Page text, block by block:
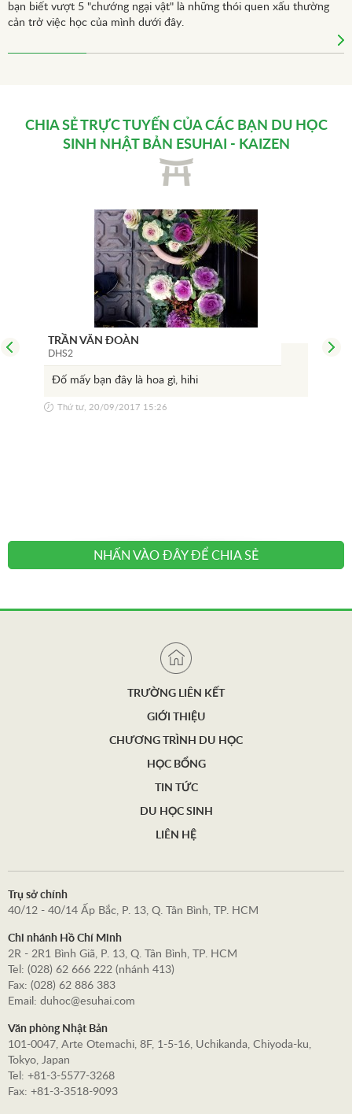
bạn biết vượt 5 "chướng ngại vật" là những thói quen xấu thường
cản trở việc học của mình dưới đây.
CHIA SẺ TRỰC TUYẾN CỦA CÁC BẠN
DU HỌC
SINH NHẬT BẢN
ESUHAI - KAIZEN
TRẦN VĂN ĐOÀN
DHS2
Đố mấy bạn đây là hoa gì, hihi
Thứ tư, 20/09/2017 15:26
DHS4
NHẤN VÀO ĐÂY ĐỂ CHIA SẺ
TRƯỜNG LIÊN KẾT
GIỚI THIỆU
CHƯƠNG TRÌNH DU HỌC
HỌC BỔNG
TIN TỨC
DU HỌC SINH
LIÊN HỆ
Trụ sở chính
40/12 - 40/14 Ấp Bắc, P. 13, Q. Tân Bình, TP. HCM
Chi nhánh Hồ Chí Minh
2R - 2R1 Bình Giã, P. 13, Q. Tân Bình, TP. HCM
Tel: (028) 62 666 222 (nhánh 413)
Fax: (028) 62 886 383
Email: duhoc@esuhai.com
Văn phòng Nhật Bản
101-0047, Arte Otemachi, 8F, 1-5-16, Uchikanda, Chiyoda-ku,
Tokyo, Japan
Tel: +81-3-5577-3268
Fax: +81-3-3518-9093